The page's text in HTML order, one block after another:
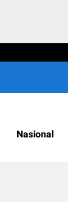
Nasional